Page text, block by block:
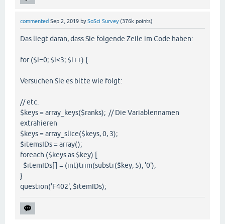
commented Sep 2, 2019 bySoSci Survey (376k points)
Das liegt daran, dass Sie folgende Zeile im Code haben:
for ($i=0; $i<3; $i++) {
Versuchen Sie es bitte wie folgt:
// etc.
$keys = array_keys($ranks); // Die Variablennamen
extrahieren
$keys = array_slice($keys, 0, 3);
$itemsIDs = array();
foreach ($keys as $key) [
$itemIDs[] = (int)trim(substr($key, 5), '0');
}
question('F402', $itemIDs);